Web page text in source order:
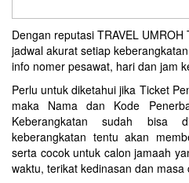
Dengan reputasi TRAVEL
jadwal akurat setiap
info nomer pesawat, hari dan jam
Perlu untuk diketahui jika Ticket
maka Nama dan Kode
Keberangkatan sudah bisa
keberangkatan tentu akan
serta cocok untuk calon jamaah
waktu, terikat kedinasan dan masa